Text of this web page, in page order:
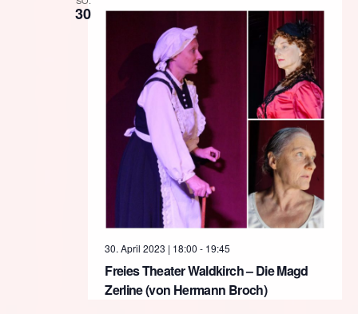
30
Freies Theater Waldkirch – Die Magd
Zerline (von Hermann Broch)
30. April 2023 | 18:00 - 19:45